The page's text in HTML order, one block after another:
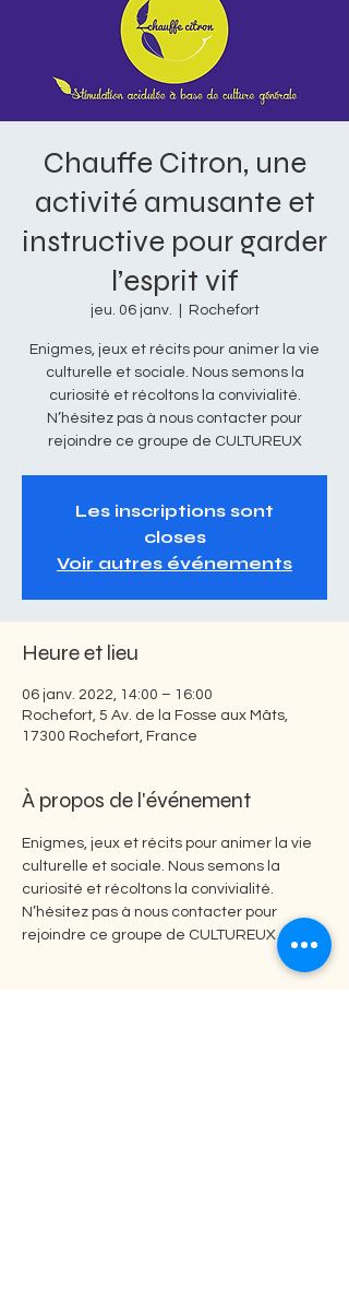
Chauffe Citron, une
activité amusante et
instructive pour garder
l’esprit vif
jeu. 06 janv. Rochefort
Enigmes, jeux et récits pour animer la vie
culturelle et sociale. Nous semons la
curiosité et récoltons la convivialité.
N’hésitez pas à nous contacter pour
rejoindre ce groupe de CULTUREUX
Les inscriptions sont
closes
Voir autres événements
Heure et lieu
06 janv. 2022, 14:00 – 16:00
Rochefort, 5 Av. de la Fosse aux Mâts,
17300 Rochefort, France
À propos de l'événement
Enigmes, jeux et récits pour animer la vie
culturelle et sociale. Nous semons la
curiosité et récoltons la convivialité.
N’hésitez pas à nous contacter pour
rejoindre ce groupe de CULTUREUX